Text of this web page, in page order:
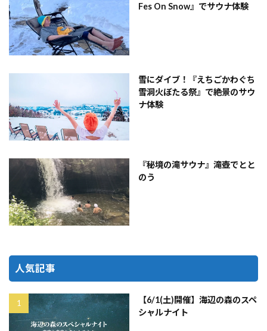
Fes On Snow』でサウナ体験
雪にダイブ！『えちごかわぐち
雪洞火ぼたる祭』で絶景のサウ
ナ体験
『秘境の滝サウナ』滝壺でとと
のう
人気記事
【6/1(土)開催】海辺の森のスペ
シャルナイト